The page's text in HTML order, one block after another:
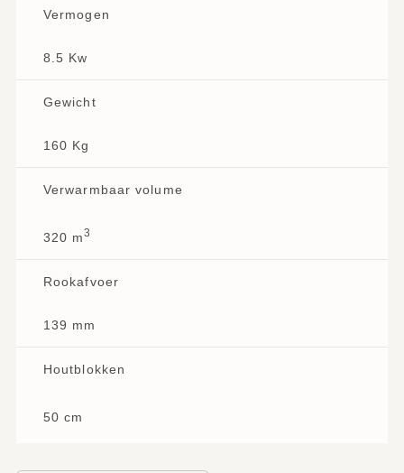
Vermogen
8.5 Kw
Gewicht
160 Kg
Verwarmbaar volume
320 m3
Rookafvoer
139 mm
Houtblokken
50 cm